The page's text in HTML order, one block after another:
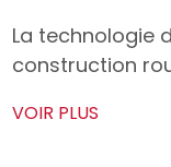
La technologie
construction
meubles Les
VOIR PLUS